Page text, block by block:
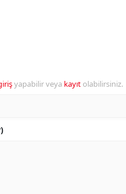
Kocaeli
yapabilir veya kayıt olabilirsiniz.